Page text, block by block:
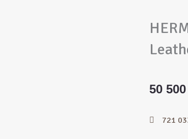
50 500
721